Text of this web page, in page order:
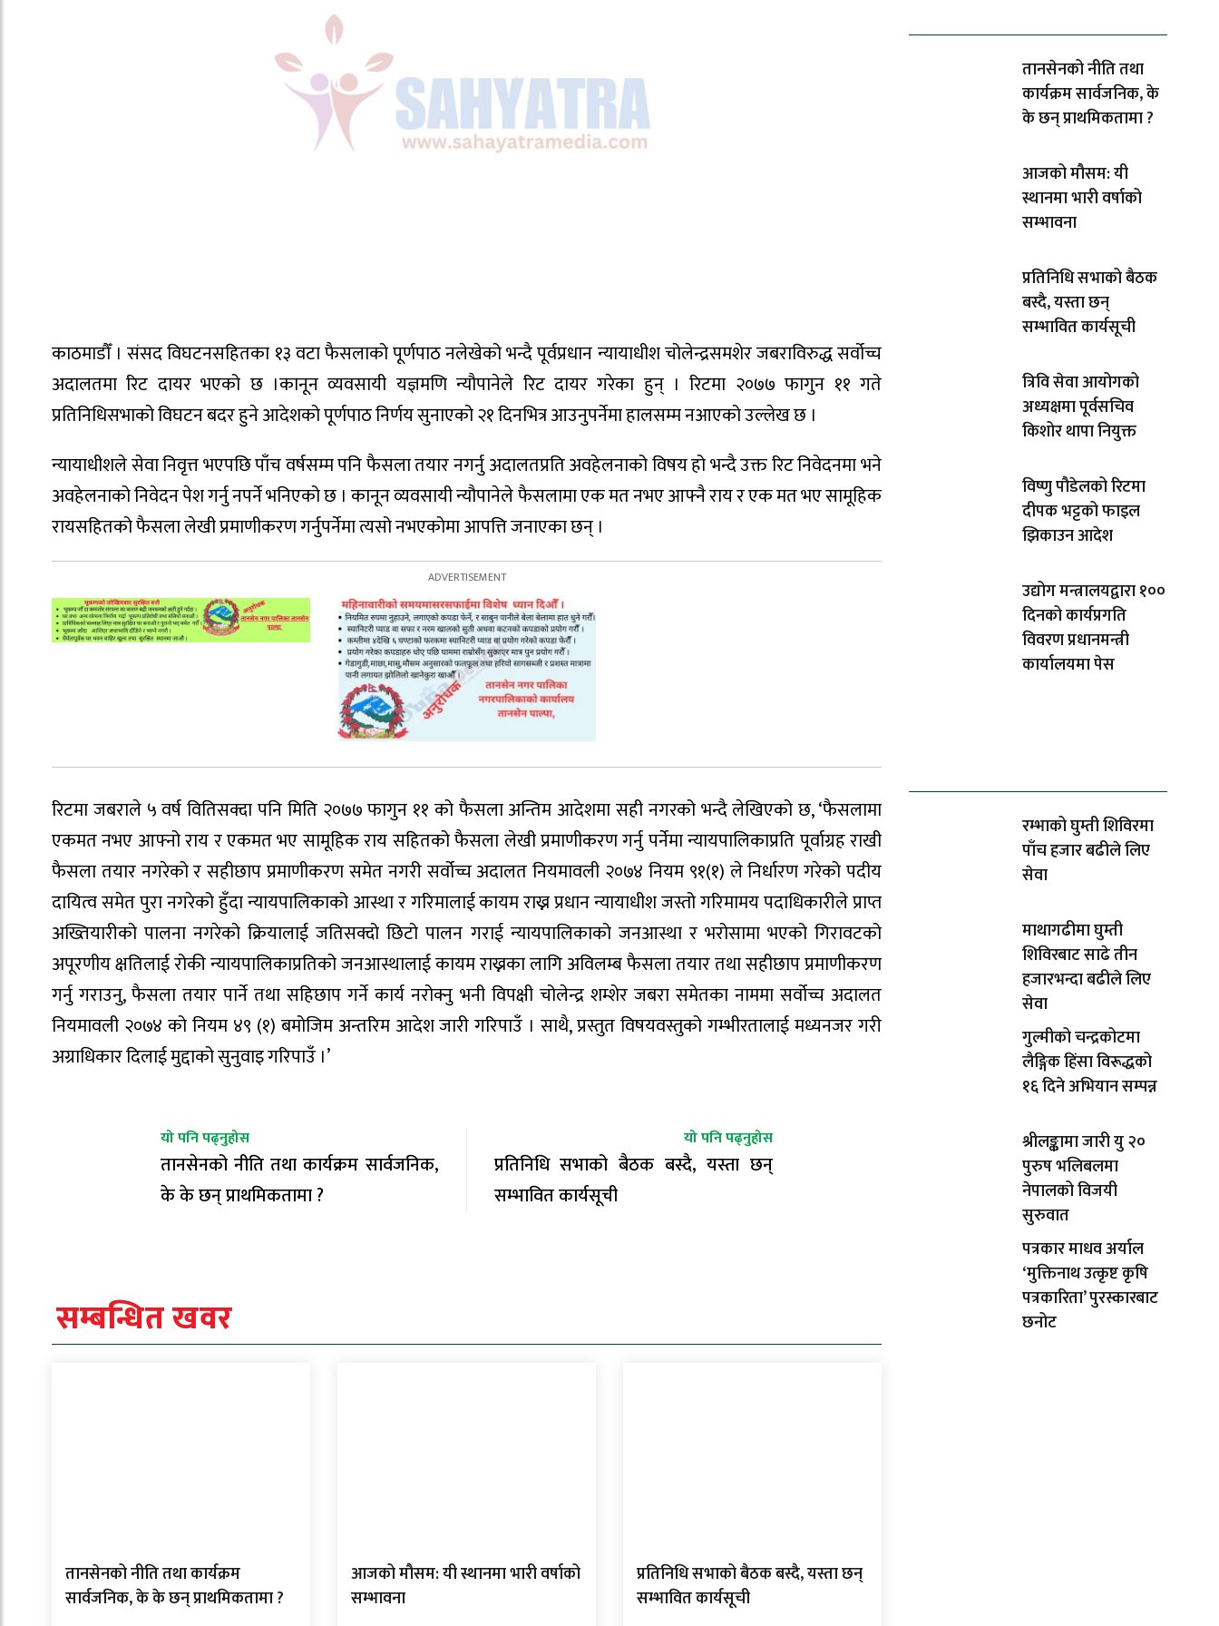
काठमाडौँ । संसद विघटनसहितका १३ वटा फैसलाको पूर्णपाठ नलेखेको भन्दै पूर्वप्रधान न्यायाधीश चोलेन्द्रसमशेर जबराविरुद्ध सर्वोच्च
अदालतमा रिट दायर भएको छ ।कानून व्यवसायी यज्ञमणि न्यौपानेले रिट दायर गरेका हुन् । रिटमा २०७७ फागुन ११ गते
प्रतिनिधिसभाको विघटन बदर हुने आदेशको पूर्णपाठ निर्णय सुनाएको २१ दिनभित्र आउनुपर्नेमा हालसम्म नआएको उल्लेख छ ।
न्यायाधीशले सेवा निवृत्त भएपछि पाँच वर्षसम्म पनि फैसला तयार नगर्नु अदालतप्रति अवहेलनाको विषय हो भन्दै उक्त रिट निवेदनमा भने
अवहेलनाको निवेदन पेश गर्नु नपर्ने भनिएको छ । कानून व्यवसायी न्यौपानेले फैसलामा एक मत नभए आफ्नै राय र एक मत भए सामूहिक
रायसहितको फैसला लेखी प्रमाणीकरण गर्नुपर्नेमा त्यसो नभएकोमा आपत्ति जनाएका छन् ।
रिटमा जबराले ५ वर्ष वितिसक्दा पनि मिति २०७७ फागुन ११ को फैसला अन्तिम आदेशमा सही नगरको भन्दै लेखिएको छ, ‘फैसलामा
एकमत नभए आफ्नो राय र एकमत भए सामूहिक राय सहितको फैसला लेखी प्रमाणीकरण गर्नु पर्नेमा न्यायपालिकाप्रति पूर्वाग्रह राखी
फैसला तयार नगरेको र सहीछाप प्रमाणीकरण समेत नगरी सर्वोच्च अदालत नियमावली २०७४ नियम ९१(१) ले निर्धारण गरेको पदीय
दायित्व समेत पुरा नगरेको हुँदा न्यायपालिकाको आस्था र गरिमालाई कायम राख्न प्रधान न्यायाधीश जस्तो गरिमामय पदाधिकारीले प्राप्त
अख्तियारीको पालना नगरेको क्रियालाई जतिसक्दो छिटो पालन गराई न्यायपालिकाको जनआस्था र भरोसामा भएको गिरावटको
अपूरणीय क्षतिलाई रोकी न्यायपालिकाप्रतिको जनआस्थालाई कायम राख्नका लागि अविलम्ब फैसला तयार तथा सहीछाप प्रमाणीकरण
गर्नु गराउनु, फैसला तयार पार्ने तथा सहिछाप गर्ने कार्य नरोक्नु भनी विपक्षी चोलेन्द्र शम्शेर जबरा समेतका नाममा सर्वोच्च अदालत
नियमावली २०७४ को नियम ४९ (१) बमोजिम अन्तरिम आदेश जारी गरिपाउँ । साथै, प्रस्तुत विषयवस्तुको गम्भीरतालाई मध्यनजर गरी
अग्राधिकार दिलाई मुद्दाको सुनुवाइ गरिपाउँ ।’
यो पनि पढ्नुहोस
तानसेनको नीति तथा कार्यक्रम सार्वजनिक,
के के छन् प्राथमिकतामा ?
यो पनि पढ्नुहोस
प्रतिनिधि सभाको बैठक बस्दै, यस्ता छन्
सम्भावित कार्यसूची
सम्बन्धित खवर
तानसेनको नीति तथा कार्यक्रम
सार्वजनिक, के के छन् प्राथमिकतामा ?
आजको मौसम: यी स्थानमा भारी वर्षाको
सम्भावना
प्रतिनिधि सभाको बैठक बस्दै, यस्ता छन्
सम्भावित कार्यसूची
तानसेनको नीति तथा
कार्यक्रम सार्वजनिक, के
के छन् प्राथमिकतामा ?
आजको मौसम: यी
स्थानमा भारी वर्षाको
सम्भावना
प्रतिनिधि सभाको बैठक
बस्दै, यस्ता छन्
सम्भावित कार्यसूची
त्रिवि सेवा आयोगको
अध्यक्षमा पूर्वसचिव
किशोर थापा नियुक्त
विष्णु पौडेलको रिटमा
दीपक भट्टको फाइल
झिकाउन आदेश
उद्योग मन्त्रालयद्वारा १००
दिनको कार्यप्रगति
विवरण प्रधानमन्त्री
कार्यालयमा पेस
रम्भाको घुम्ती शिविरमा
पाँच हजार बढीले लिए
सेवा
माथागढीमा घुम्ती
शिविरबाट साढे तीन
हजारभन्दा बढीले लिए
सेवा
गुल्मीको चन्द्रकोटमा
लैङ्गिक हिंसा विरूद्धको
१६ दिने अभियान सम्पन्न
श्रीलङ्कामा जारी यु २०
पुरुष भलिबलमा
नेपालको विजयी
सुरुवात
पत्रकार माधव अर्याल
‘मुक्तिनाथ उत्कृष्ट कृषि
पत्रकारिता’ पुरस्कारबाट
छनोट